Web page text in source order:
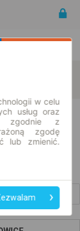
w celu
usług oraz
zgodnie z
zgodę
lub zmienić.